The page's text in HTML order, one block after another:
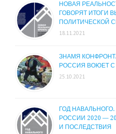
НОВАЯ
ГОВОРЯТ ИТОГИ
ПОЛИТИЧЕСКОЙ
18.11.2021
ЗНАМЯ
РОССИЯ ВОЮЕТ С
25.10.2021
ГОД
РОССИИ 2020 —
И ПОСЛЕДСТВИЯ